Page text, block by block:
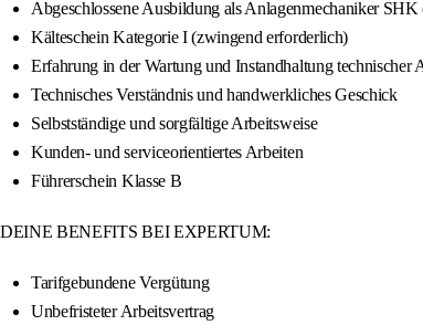
Abgeschlossene Ausbildung als Anlagenmechaniker
Kälteschein Kategorie I (zwingend erforderlich)
Erfahrung in der Wartung und Instandhaltung technischer
Technisches Verständnis und handwerkliches Geschick
Selbstständige und sorgfältige Arbeitsweise
Kunden- und serviceorientiertes Arbeiten
Führerschein Klasse B
DEINE BENEFITS BEI EXPERTUM:
Tarifgebundene Vergütung
Unbefristeter Arbeitsvertrag